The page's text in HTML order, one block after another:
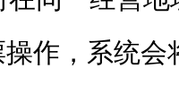
作，系统会